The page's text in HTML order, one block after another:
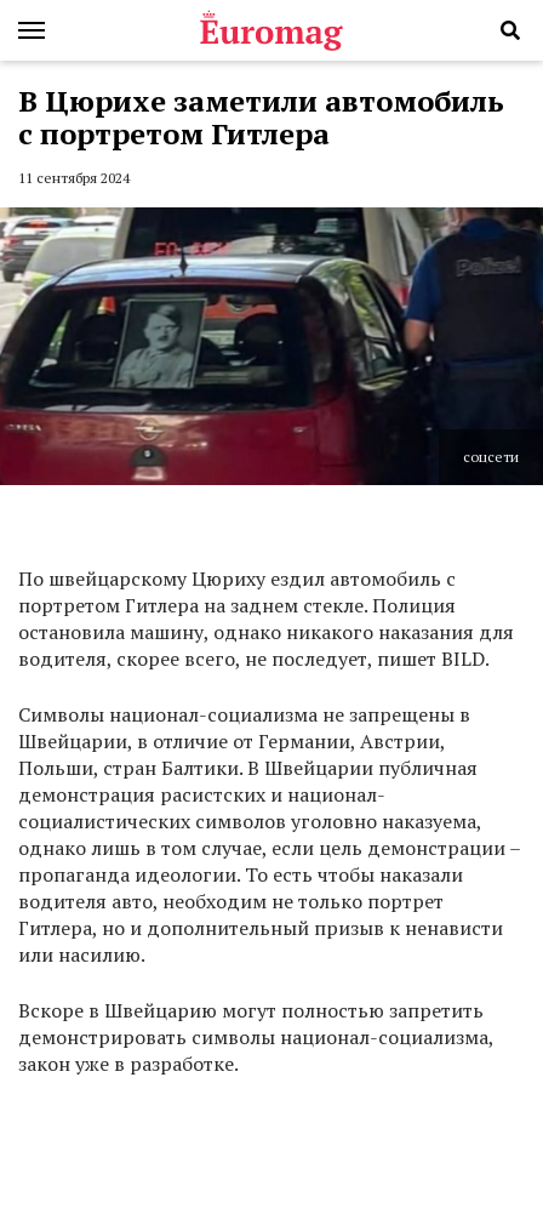
В Цюрихе заметили автомобиль
с портретом Гитлера
11 сентября 2024
соцсети
По швейцарскому Цюриху ездил автомобиль с
портретом Гитлера на заднем стекле. Полиция
остановила машину, однако никакого наказания для
водителя, скорее всего, не последует, пишет BILD.
Символы национал-социализма не запрещены в
Швейцарии, в отличие от Германии, Австрии,
Польши, стран Балтики. В Швейцарии публичная
демонстрация расистских и национал-
социалистических символов уголовно наказуема,
однако лишь в том случае, если цель демонстрации –
пропаганда идеологии. То есть чтобы наказали
водителя авто, необходим не только портрет
Гитлера, но и дополнительный призыв к ненависти
или насилию.
Вскоре в Швейцарию могут полностью запретить
демонстрировать символы национал-социализма,
закон уже в разработке.